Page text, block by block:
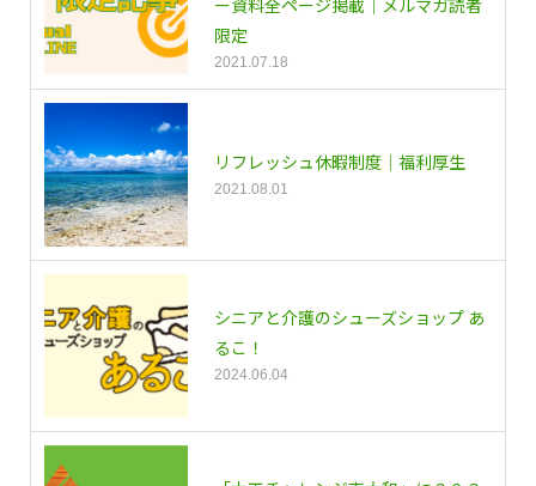
限定
2021.07.18
リフレッシュ休暇制度｜福利厚生
2021.08.01
シニアと介護のシューズショップ あ
るこ！
2024.06.04